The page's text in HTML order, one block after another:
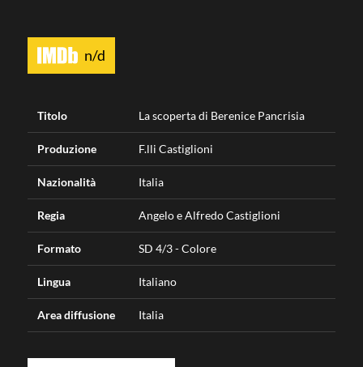
n/d
Titolo La scoperta di Berenice Pancrisia
Produzione F.lli Castiglioni
Nazionalità Italia
Regia Angelo e Alfredo Castiglioni
Formato SD 4/3 - Colore
Lingua Italiano
Area diffusione Italia